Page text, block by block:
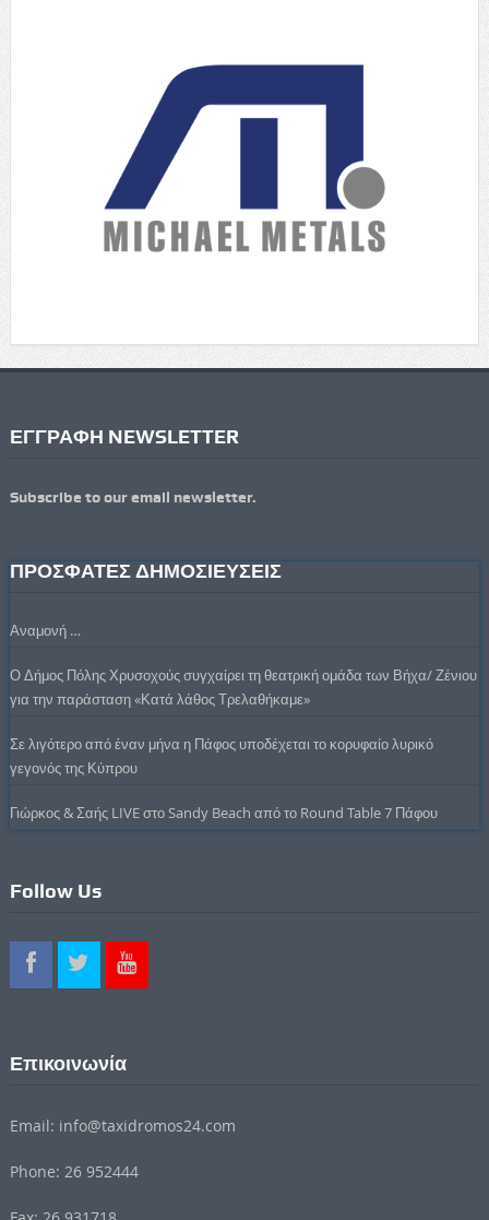
ΕΓΓΡΑΦΗ NEWSLETTER
Subscribe to our email newsletter.
ΠΡΟΣΦΑΤΕΣ ΔΗΜΟΣΙΕΥΣΕΙΣ
Αναμονή …
Ο Δήμος Πόλης Χρυσοχούς συγχαίρει τη θεατρική ομάδα των Βήχα/ Ζένιου
για την παράσταση «Κατά λάθος Τρελαθήκαμε»
Σε λιγότερο από έναν μήνα η Πάφος υποδέχεται το κορυφαίο λυρικό
γεγονός της Κύπρου
Γιώρκος & Σαής LIVE στο Sandy Beach από το Round Table 7 Πάφου
Follow Us
Επικοινωνία
Email: info@taxidromos24.com
Phone: 26 952444